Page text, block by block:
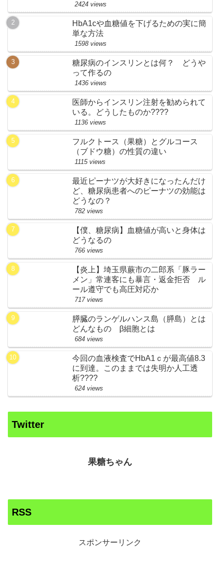
2424 views
HbA1cや血糖値を下げるための実に簡
単な方法
1598 views
糖尿病のインスリンとは何？ どうや
って作るの
1436 views
医師からインスリン注射を勧められて
いる。どうしたものか????
1136 views
フルクトース（果糖）とグルコース
（ブドウ糖）の性質の違い
1115 views
最近ピーナツが大好きになったんだけ
ど、糖尿病患者へのピーナツの効能は
どうなの？
782 views
【僕、糖尿病】血糖値が高いと身体は
どうなるの
766 views
【炎上】埼玉県蕨市の二郎系「豚ラー
メン」常連客にも暴言・返金拒否 ル
ール遵守でも高圧対応か
717 views
膵臓のランゲルハンス島（膵島）とは
どんなもの β細胞とは
684 views
今回の血液検査でHbA1ｃが最高値8.3
に到達。このままでは失明か人工透
析????
624 views
Twitter
果糖ちゃん
RSS
スポンサーリンク